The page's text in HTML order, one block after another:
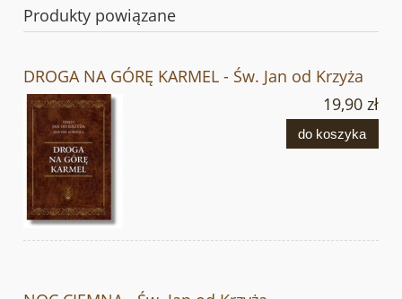
Produkty powiązane
DROGA NA GÓRĘ KARMEL - Św. Jan od Krzyża
19,90 zł
do koszyka